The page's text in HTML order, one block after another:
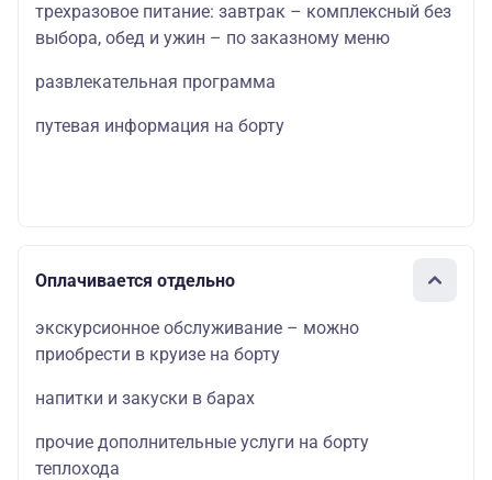
трехразовое питание: завтрак – комплексный без
выбора, обед и ужин – по заказному меню
развлекательная программа
путевая информация на борту
Оплачивается отдельно
экскурсионное обслуживание – можно
приобрести в круизе на борту
напитки и закуски в барах
прочие дополнительные услуги на борту
теплохода